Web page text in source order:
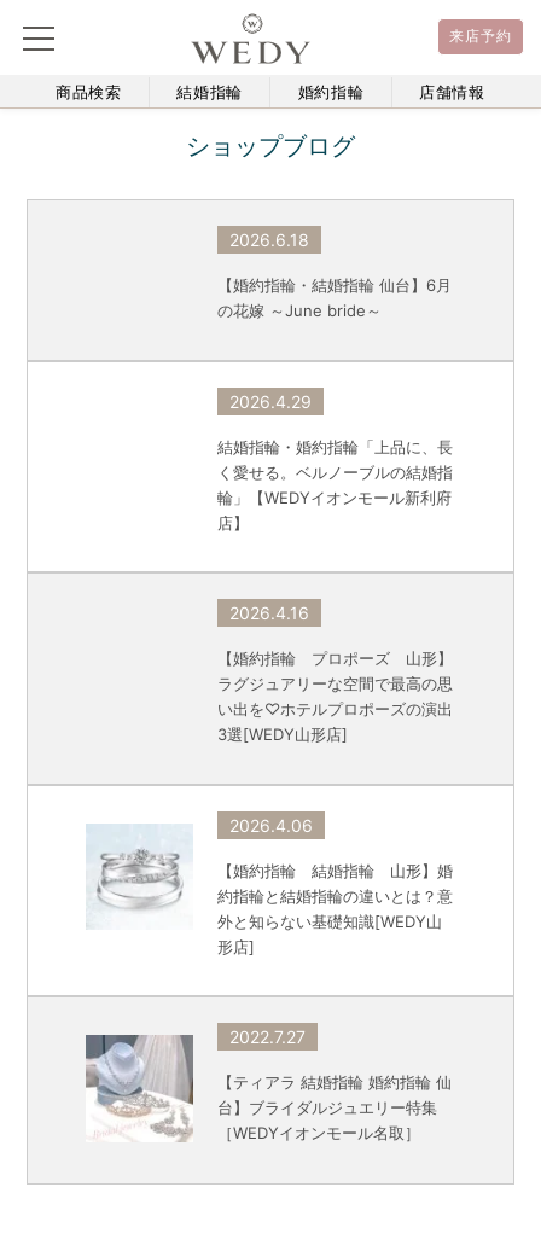
来店予約
商品検索 結婚指輪 婚約指輪 店舗情報
ショップブログ
2026.6.18
【婚約指輪・結婚指輪 仙台】6月
の花嫁 ～June bride～
2026.4.29
結婚指輪・婚約指輪「上品に、長
く愛せる。ベルノーブルの結婚指
輪」【WEDYイオンモール新利府
店】
2026.4.16
【婚約指輪 プロポーズ 山形】
ラグジュアリーな空間で最高の思
い出を♡ホテルプロポーズの演出
3選[WEDY山形店]
2026.4.06
【婚約指輪 結婚指輪 山形】婚
約指輪と結婚指輪の違いとは？意
外と知らない基礎知識[WEDY山
形店]
2022.7.27
【ティアラ 結婚指輪 婚約指輪 仙
台】ブライダルジュエリー特集
［WEDYイオンモール名取］